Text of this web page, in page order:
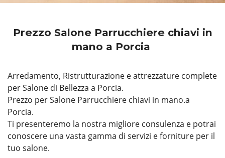
Prezzo Salone Parrucchiere chiavi in
mano a Porcia
Arredamento, Ristrutturazione e attrezzature complete
per Salone di Bellezza a Porcia.
Prezzo per Salone Parrucchiere chiavi in mano.a
Porcia.
Ti presenteremo la nostra migliore consulenza e potrai
conoscere una vasta gamma di servizi e forniture per il
tuo salone.